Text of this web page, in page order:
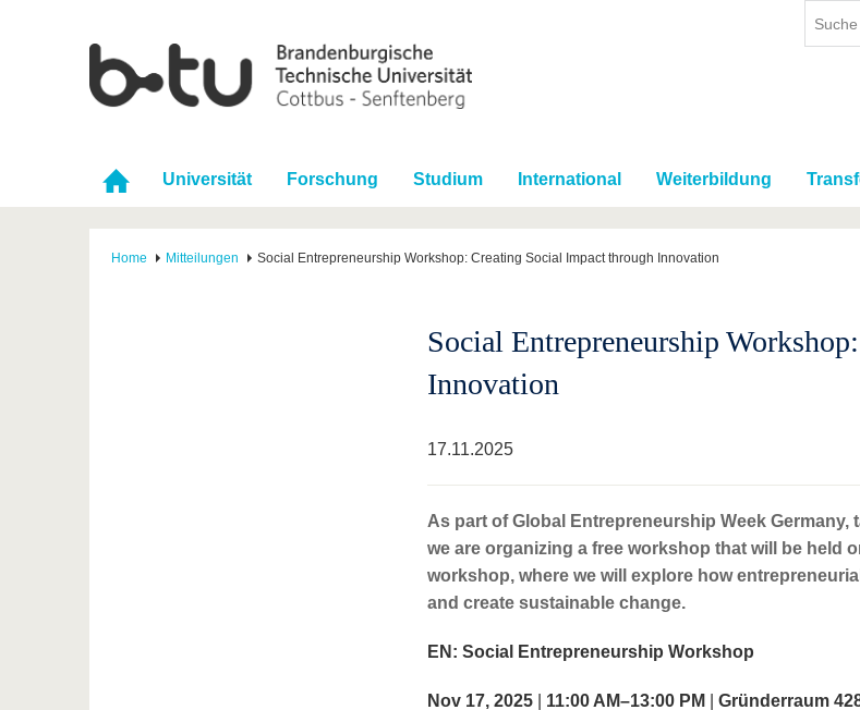
Universität Forschung Studium International Weiterbildung
Home Mitteilungen Social Entrepreneurship Workshop: Creating Social Impact through Innovation
Social Entrepreneurship
Innovation
17.11.2025
As part of Global Entrepreneurship Week Germany,
we are organizing a free workshop that will be held
workshop, where we will explore how
and create sustainable change.
EN: Social Entrepreneurship Workshop
Nov 17, 2025 11:00 AM–13:00 PM Gründerraum